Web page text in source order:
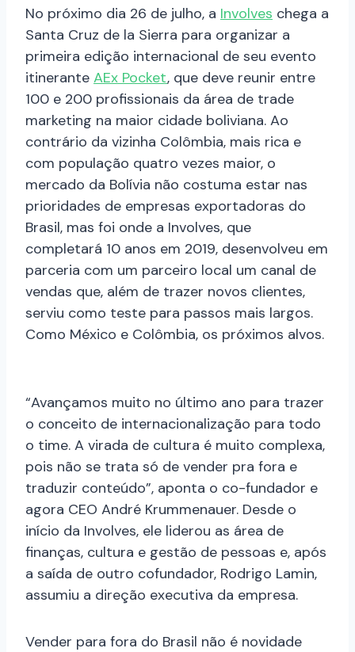
No próximo dia 26 de julho, a Involves chega a
Santa Cruz de la Sierra para organizar a
primeira edição internacional de seu evento
itinerante AEx Pocket, que deve reunir entre
100 e 200 profissionais da área de trade
marketing na maior cidade boliviana. Ao
contrário da vizinha Colômbia, mais rica e
com população quatro vezes maior, o
mercado da Bolívia não costuma estar nas
prioridades de empresas exportadoras do
Brasil, mas foi onde a Involves, que
completará 10 anos em 2019, desenvolveu em
parceria com um parceiro local um canal de
vendas que, além de trazer novos clientes,
serviu como teste para passos mais largos.
Como México e Colômbia, os próximos alvos.
“Avançamos muito no último ano para trazer
o conceito de internacionalização para todo
o time. A virada de cultura é muito complexa,
pois não se trata só de vender pra fora e
traduzir conteúdo”, aponta o co-fundador e
agora CEO André Krummenauer. Desde o
início da Involves, ele liderou as área de
finanças, cultura e gestão de pessoas e, após
a saída de outro cofundador, Rodrigo Lamin,
assumiu a direção executiva da empresa.
Vender para fora do Brasil não é novidade